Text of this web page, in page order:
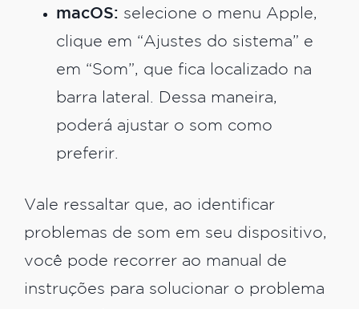
macOS: selecione o menu Apple,
clique em “Ajustes do sistema” e
em “Som”, que fica localizado na
barra lateral. Dessa maneira,
poderá ajustar o som como
preferir.
Vale ressaltar que, ao identificar
problemas de som em seu dispositivo,
você pode recorrer ao manual de
instruções para solucionar o problema